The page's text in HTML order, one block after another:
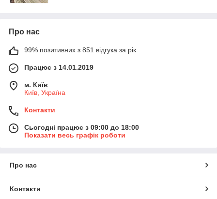
Про нас
99% позитивних з 851 відгука за рік
Працює з 14.01.2019
м. Київ
Київ, Україна
Контакти
Сьогодні працює з 09:00 до 18:00
Показати весь графік роботи
Про нас
Контакти